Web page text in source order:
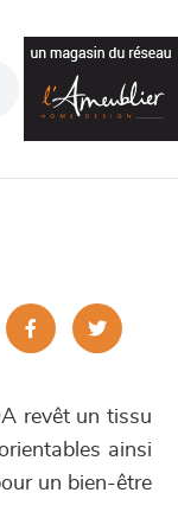
revêt un tissu
ainsi
un bien-être